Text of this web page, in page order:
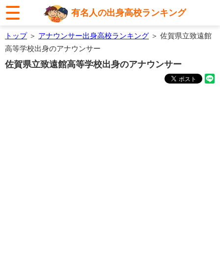
有名人の出身高校ランキング
トップ＞ アナウンサー出身高校ランキング ＞ 佐賀県立致遠館
高等学校出身のアナウンサー
佐賀県立致遠館高等学校出身のアナウンサー